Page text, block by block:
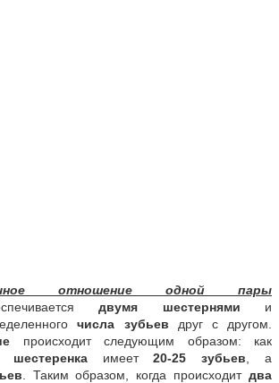
отношение одной пары
двумя шестернями и
числа зубьев друг с другом.
происходит следующим образом: как
шестеренкаимеет20-25 зубьев , а
. Таким образом, когда происходитдва